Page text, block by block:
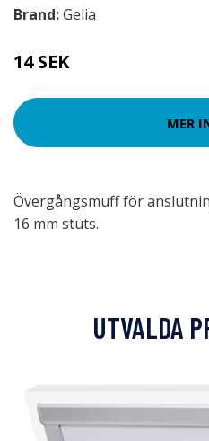
Brand:Gelia
14 SEK
MER
Övergångsmuff för
16 mm stuts.
UTVALDA